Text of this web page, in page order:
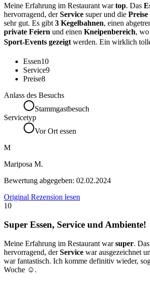
Meine Erfahrung im Restaurant wartop. Das
hervorragend, derService super und die Preise
sehr gut. Es gibt 3 Kegelbahnen, einen
private Feiern und einen Kneipenbereich, wo
Sport-Events gezeigt werden. Ein wirklich
Essen10
Service9
Preise8
Anlass des Besuchs
Stammgastbesuch
Servicetyp
Vor Ort essen
M
Mariposa M.
Bewertung abgegeben: 02.02.2024
Original Rezension lesen
10
Super Essen, Service und Ambiente!
Meine Erfahrung im Restaurant warsuper. Das
hervorragend, derService war ausgezeichnet
war fantastisch. Ich komme definitiv wieder,
Woche ☺️.